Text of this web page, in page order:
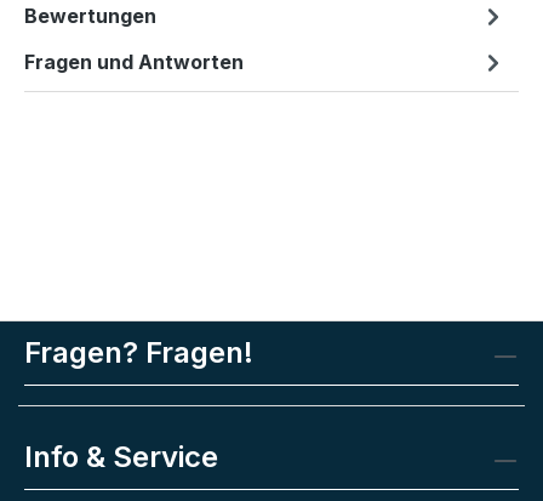
Bewertungen
Fragen und Antworten
Fragen? Fragen!
Info & Service